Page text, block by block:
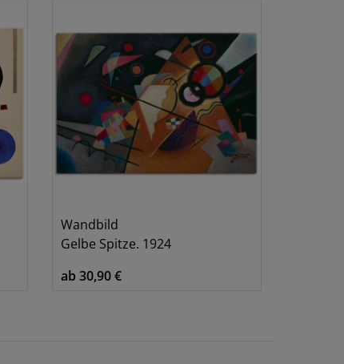
Wandbild
Gelbe Spitze. 1924
ab 30,90 €